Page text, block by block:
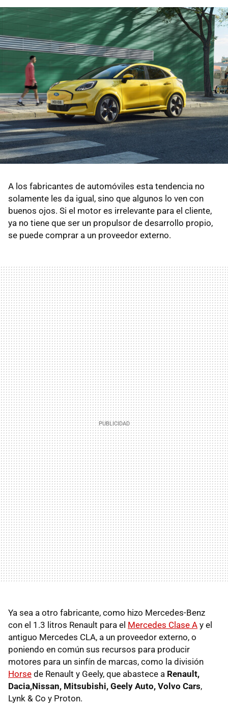
A los fabricantes de automóviles esta tendencia no
solamente les da igual, sino que algunos lo ven con
buenos ojos. Si el motor es irrelevante para el cliente,
ya no tiene que ser un propulsor de desarrollo propio,
se puede comprar a un proveedor externo.
Ya sea a otro fabricante, como hizo Mercedes-Benz
con el 1.3 litros Renault para el Mercedes Clase A y el
antiguo Mercedes CLA, a un proveedor externo, o
poniendo en común sus recursos para producir
motores para un sinfín de marcas, como la división
Horse de Renault y Geely, que abastece a Renault,
Dacia,Nissan, Mitsubishi, Geely Auto, Volvo Cars,
Lynk & Co y Proton.